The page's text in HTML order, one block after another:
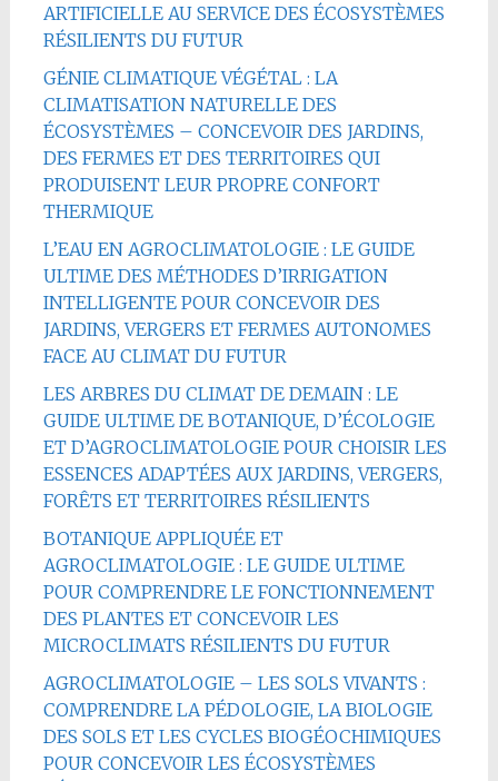
ARTIFICIELLE AU SERVICE DES ÉCOSYSTÈMES
RÉSILIENTS DU FUTUR
GÉNIE CLIMATIQUE VÉGÉTAL : LA
CLIMATISATION NATURELLE DES
ÉCOSYSTÈMES – CONCEVOIR DES JARDINS,
DES FERMES ET DES TERRITOIRES QUI
PRODUISENT LEUR PROPRE CONFORT
THERMIQUE
L’EAU EN AGROCLIMATOLOGIE : LE GUIDE
ULTIME DES MÉTHODES D’IRRIGATION
INTELLIGENTE POUR CONCEVOIR DES
JARDINS, VERGERS ET FERMES AUTONOMES
FACE AU CLIMAT DU FUTUR
LES ARBRES DU CLIMAT DE DEMAIN : LE
GUIDE ULTIME DE BOTANIQUE, D’ÉCOLOGIE
ET D’AGROCLIMATOLOGIE POUR CHOISIR LES
ESSENCES ADAPTÉES AUX JARDINS, VERGERS,
FORÊTS ET TERRITOIRES RÉSILIENTS
BOTANIQUE APPLIQUÉE ET
AGROCLIMATOLOGIE : LE GUIDE ULTIME
POUR COMPRENDRE LE FONCTIONNEMENT
DES PLANTES ET CONCEVOIR LES
MICROCLIMATS RÉSILIENTS DU FUTUR
AGROCLIMATOLOGIE – LES SOLS VIVANTS :
COMPRENDRE LA PÉDOLOGIE, LA BIOLOGIE
DES SOLS ET LES CYCLES BIOGÉOCHIMIQUES
POUR CONCEVOIR LES ÉCOSYSTÈMES